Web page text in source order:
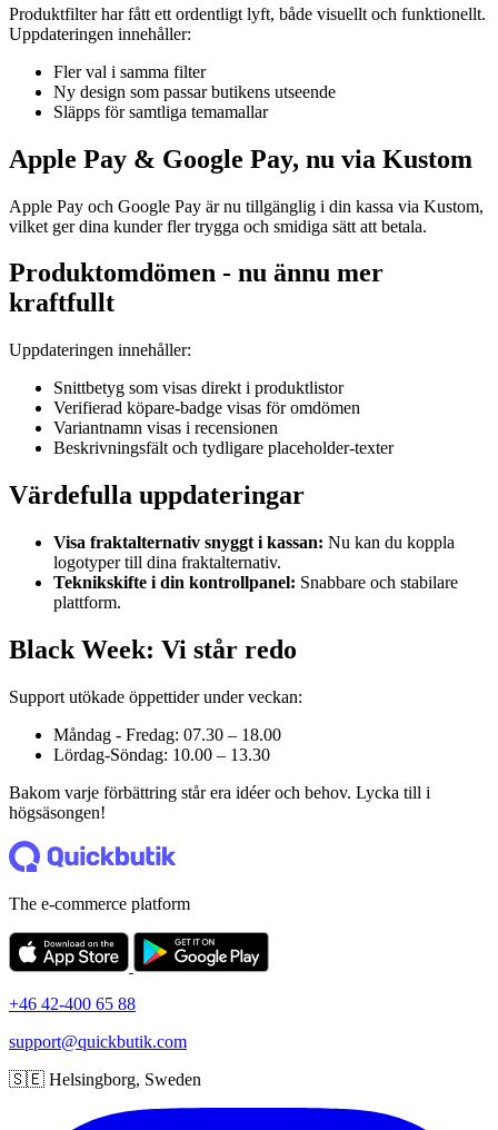
Produktfilter har fått ett ordentligt lyft, både visuellt och funktionellt.
Uppdateringen innehåller:
Fler val i samma filter
Ny design som passar butikens utseende
Släpps för samtliga temamallar
Apple Pay & Google Pay, nu via Kustom
Apple Pay och Google Pay är nu tillgänglig i din kassa via Kustom,
vilket ger dina kunder fler trygga och smidiga sätt att betala.
Produktomdömen - nu ännu mer
kraftfullt
Uppdateringen innehåller:
Snittbetyg som visas direkt i produktlistor
Verifierad köpare-badge visas för omdömen
Variantnamn visas i recensionen
Beskrivningsfält och tydligare placeholder-texter
Värdefulla uppdateringar
Visa fraktalternativ snyggt i kassan: Nu kan du koppla
logotyper till dina fraktalternativ.
Teknikskifte i din kontrollpanel: Snabbare och stabilare
plattform.
Black Week: Vi står redo
Support utökade öppettider under veckan:
Måndag - Fredag: 07.30 – 18.00
Lördag-Söndag: 10.00 – 13.30
Bakom varje förbättring står era idéer och behov. Lycka till i
högsäsongen!
The e-commerce platform
+46 42-400 65 88
support@quickbutik.com
🇸🇪 Helsingborg, Sweden